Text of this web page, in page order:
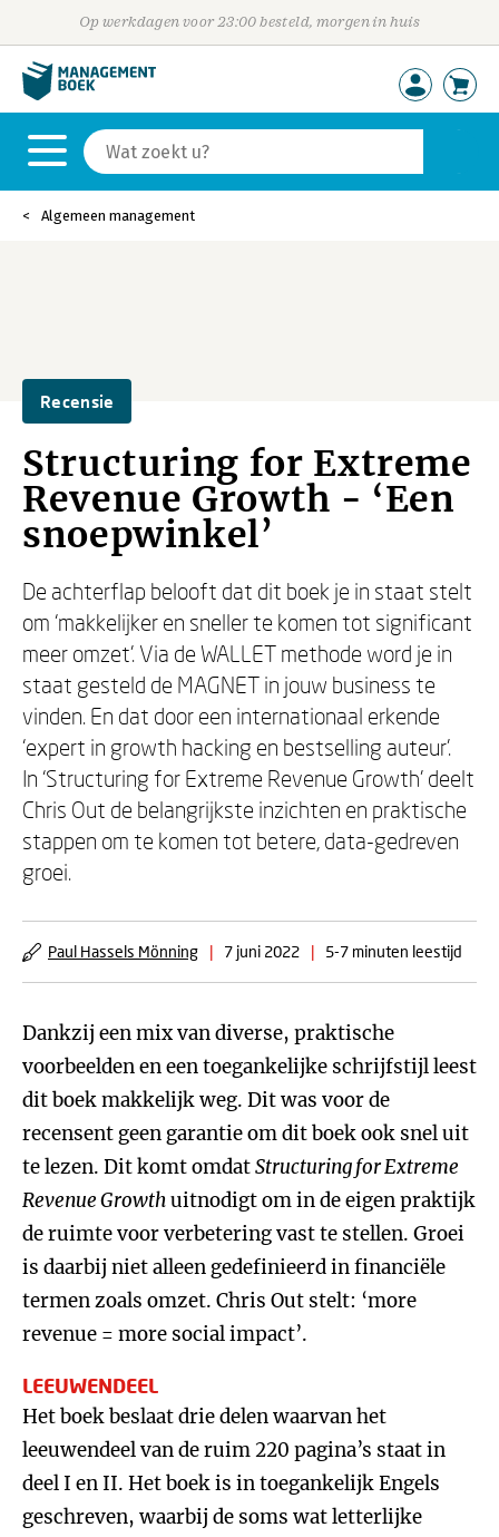
Op werkdagen voor 23:00 besteld, morgen in huis
Algemeen management
Recensie
Structuring for Extreme
Revenue Growth - ‘Een
snoepwinkel’
De achterflap belooft dat dit boek je in staat stelt
om ‘makkelijker en sneller te komen tot significant
meer omzet’. Via de WALLET methode word je in
staat gesteld de MAGNET in jouw business te
vinden. En dat door een internationaal erkende
‘expert in growth hacking en bestselling auteur’.
In ‘Structuring for Extreme Revenue Growth’ deelt
Chris Out de belangrijkste inzichten en praktische
stappen om te komen tot betere, data-gedreven
groei.
Paul Hassels Mönning | 7 juni 2022 | 5-7 minuten leestijd
Dankzij een mix van diverse, praktische
voorbeelden en een toegankelijke schrijfstijl leest
dit boek makkelijk weg. Dit was voor de
recensent geen garantie om dit boek ook snel uit
te lezen. Dit komt omdatStructuring for Extreme
Revenue Growthuitnodigt om in de eigen praktijk
de ruimte voor verbetering vast te stellen. Groei
is daarbij niet alleen gedefinieerd in financiële
termen zoals omzet. Chris Out stelt: ‘more
revenue = more social impact’.
LEEUWENDEEL
Het boek beslaat drie delen waarvan het
leeuwendeel van de ruim 220 pagina’s staat in
deel I en II. Het boek is in toegankelijk Engels
geschreven, waarbij de soms wat letterlijke